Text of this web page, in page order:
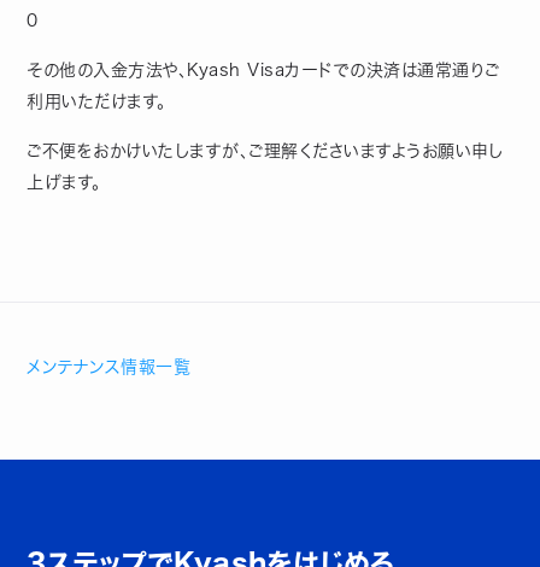
0
その他の入金方法や、Kyash Visaカードでの決済は通常通りご
利用いただけます。
ご不便をおかけいたしますが、ご理解くださいますようお願い申し
上げます。
メンテナンス情報一覧